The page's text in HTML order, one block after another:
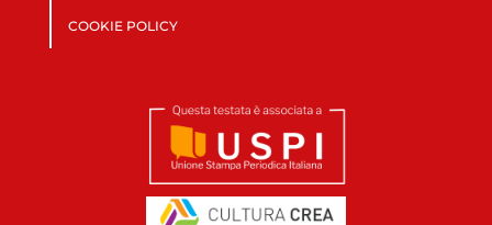
COOKIE POLICY